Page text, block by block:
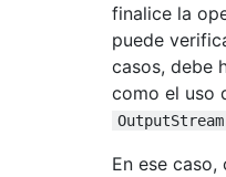
finalice la
puede
casos, debe
como el uso
OutputStream
En ese